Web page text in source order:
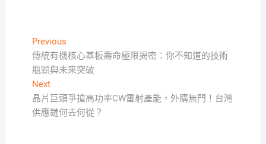
文
章
導
覽
PreviousPrevious
post:
傳統有機核心基板壽命極限揭密：你不知道的技術
瓶頸與未來突破
NextNext
post:
晶片巨頭爭搶高功率CW雷射產能，外購無門！台灣
供應鏈何去何從？